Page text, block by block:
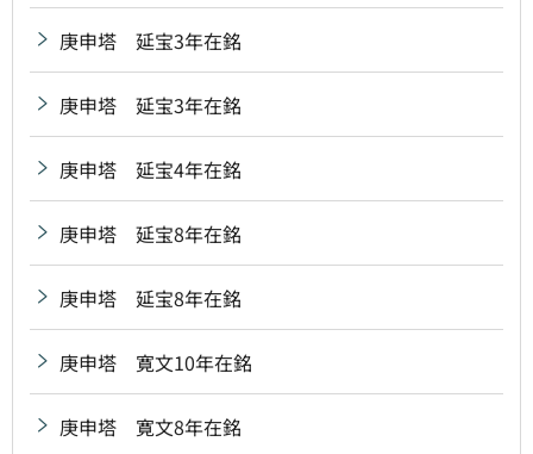
庚申塔 延宝3年在銘
庚申塔 延宝3年在銘
庚申塔 延宝4年在銘
庚申塔 延宝8年在銘
庚申塔 延宝8年在銘
庚申塔 寛文10年在銘
庚申塔 寛文8年在銘